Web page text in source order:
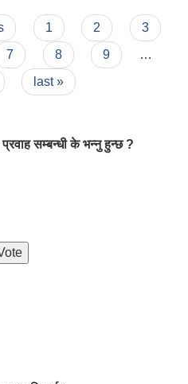
1 2
3
7 8 9
…
last »
सम्बन्धी के भन्नु हुन्छ ?